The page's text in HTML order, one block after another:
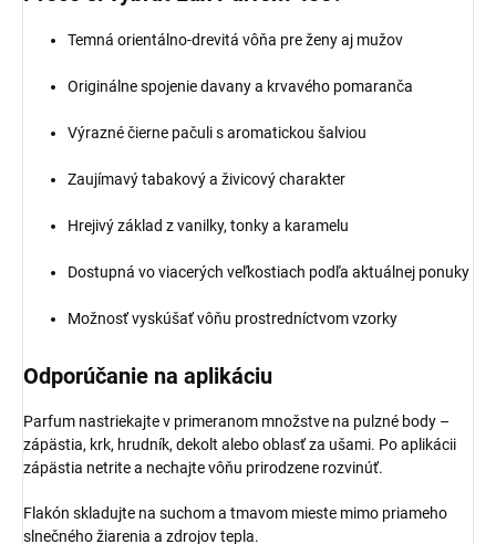
Temná orientálno-drevitá vôňa pre ženy aj mužov
Originálne spojenie davany a krvavého pomaranča
Výrazné čierne pačuli s aromatickou šalviou
Zaujímavý tabakový a živicový charakter
Hrejivý základ z vanilky, tonky a karamelu
Dostupná vo viacerých veľkostiach podľa aktuálnej ponuky
Možnosť vyskúšať vôňu prostredníctvom vzorky
Odporúčanie na aplikáciu
Parfum nastriekajte v primeranom množstve na pulzné body –
zápästia, krk, hrudník, dekolt alebo oblasť za ušami. Po aplikácii
zápästia netrite a nechajte vôňu prirodzene rozvinúť.
Flakón skladujte na suchom a tmavom mieste mimo priameho
slnečného žiarenia a zdrojov tepla.